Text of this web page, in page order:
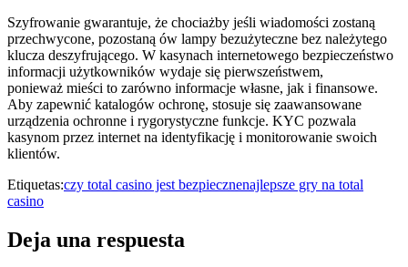
Szyfrowanie gwarantuje, że chociażby jeśli wiadomości zostaną
przechwycone, pozostaną ów lampy bezużyteczne bez należytego
klucza deszyfrującego. W kasynach internetowego bezpieczeństwo
informacji użytkowników wydaje się pierwszeństwem,
ponieważ mieści to zarówno informacje własne, jak i finansowe.
Aby zapewnić katalogów ochronę, stosuje się zaawansowane
urządzenia ochronne i rygorystyczne funkcje. KYC pozwala
kasynom przez internet na identyfikację i monitorowanie swoich
klientów.
Etiquetas:czy total casino jest bezpiecznenajlepsze gry na total
casino
Deja una respuesta